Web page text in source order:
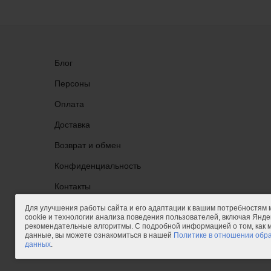
Блог
Персоны
Оплата
Доставка
Возврат и обмен
Конфиденциальность
Контакты
Группа ВКонтакте
Для улучшения работы сайта и его адаптации к вашим
cookie и технологии анализа поведения пользователей, включая
рекомендательные алгоритмы. С подробной информацией о том, как
данные, вы можете ознакомиться в нашей Политике в отношении
данных.